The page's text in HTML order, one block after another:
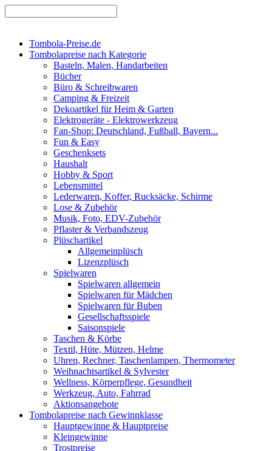
Tombola-Preise.de
Tombolapreise nach Kategorie
Basteln, Malen, Handarbeiten
Bücher
Büro & Schreibwaren
Camping & Freizeit
Dekoartikel für Heim & Garten
Elektrogeräte - Elektrowerkzeug
Fan-Shop: Deutschland, Fußball, Bayern...
Fun & Easy
Geschenksets
Haushalt
Hobby & Sport
Lebensmittel
Lederwaren, Koffer, Rucksäcke, Schirme
Lose & Zubehör
Musik, Foto, EDV-Zubehör
Pflaster & Verbandszeug
Plüschartikel
Allgemeinplüsch
Lizenzplüsch
Spielwaren
Spielwaren allgemein
Spielwaren für Mädchen
Spielwaren für Buben
Gesellschaftsspiele
Saisonspiele
Taschen & Körbe
Textil, Hüte, Mützen, Helme
Uhren, Rechner, Taschenlampen, Thermometer
Weihnachtsartikel & Sylvester
Wellness, Körperpflege, Gesundheit
Werkzeug, Auto, Fahrrad
Aktionsangebote
Tombolapreise nach Gewinnklasse
Hauptgewinne & Hauptpreise
Kleingewinne
Trostpreise